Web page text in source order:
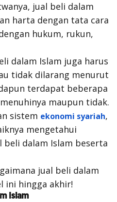
jual beli dalam
harta dengan tata cara
hukum, rukun,
dalam Islam juga harus
tidak dilarang menurut
terdapat beberapa
maupun tidak.
sistem ekonomi syariah,
mengetahui
beli dalam Islam beserta
jual beli dalam
ini hingga akhir!
Islam